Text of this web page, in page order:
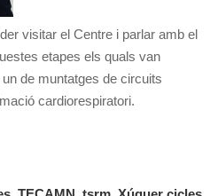
visitar el Centre i parlar amb el
etapes els quals van
de muntatges de circuits
cardiorespiratori.